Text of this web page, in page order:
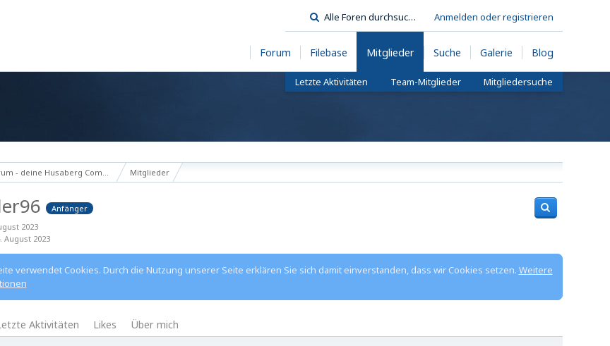
Anmelden oder registrieren
Forum Filebase Mitglieder
Letzte Aktivitäten Team-Mitglieder Mitgliedersuche
Suche Galerie Blog
- deine Husaberg Community Mitglieder
Anfänger
2023
August 2023
verwendet Cookies. Durch die Nutzung unserer Seite erklären Sie sich damit einverstanden, dass wir Cookies setzen. Weitere
Aktivitäten Likes Über mich